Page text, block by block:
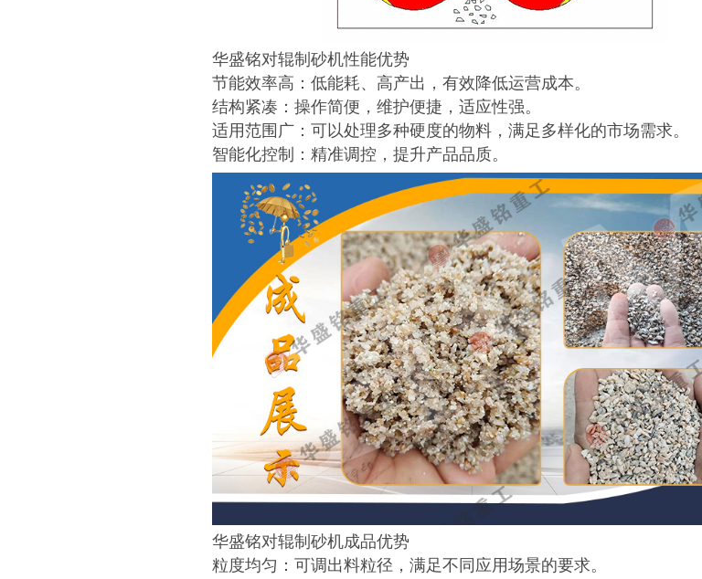
华盛铭对辊制砂机性能优势
节能效率高：低能耗、高产出，有效降低运营成本。
结构紧凑：操作简便，维护便捷，适应性强。
适用范围广：可以处理多种硬度的物料，满足多样化的市场需求。
智能化控制：精准调控，提升产品品质。
华盛铭对辊制砂机成品优势
粒度均匀：可调出料粒径，满足不同应用场景的要求。